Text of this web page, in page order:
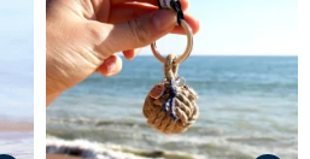
votre
liste